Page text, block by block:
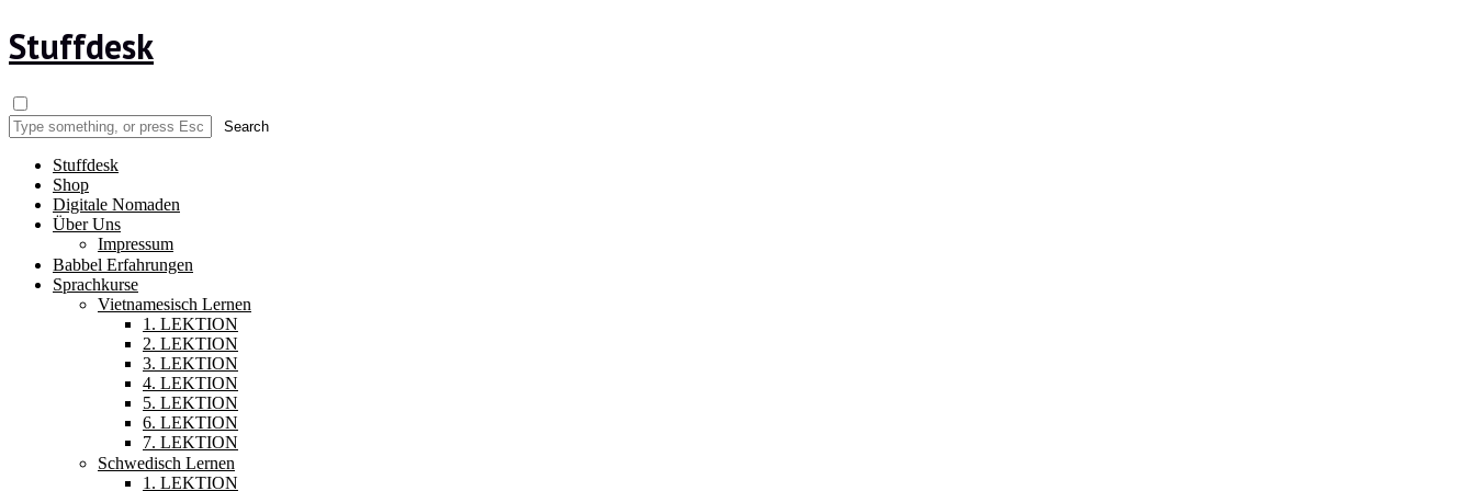
Stuffdesk
Stuffdesk
Shop
Digitale Nomaden
Über Uns
Impressum
Babbel Erfahrungen
Sprachkurse
Vietnamesisch Lernen
1. LEKTION
2. LEKTION
3. LEKTION
4. LEKTION
5. LEKTION
6. LEKTION
7. LEKTION
Schwedisch Lernen
1. LEKTION